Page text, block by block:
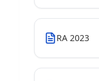
RA 2023